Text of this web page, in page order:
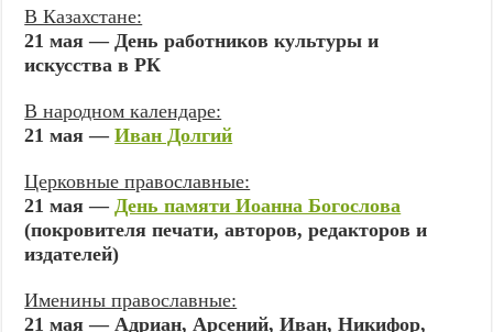
В Казахстане:
21 мая — День работников культуры и
искусства в РК
В народном календаре:
21 мая —Иван Долгий
Церковные православные:
21 мая — День памяти Иоанна Богослова
(покровителя печати, авторов, редакторов и
издателей)
Именины православные:
21 мая — Адриан, Арсений, Иван, Никифор,